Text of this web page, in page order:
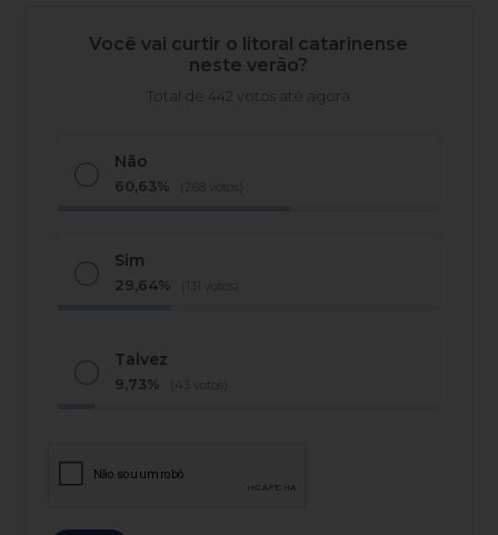
Você vai curtir o litoral catarinense
neste verão?
Total de 442 votos até agora
Não
60,63% (268 votos)
Sim
29,64% (131 votos)
Talvez
9,73% (43 votos)